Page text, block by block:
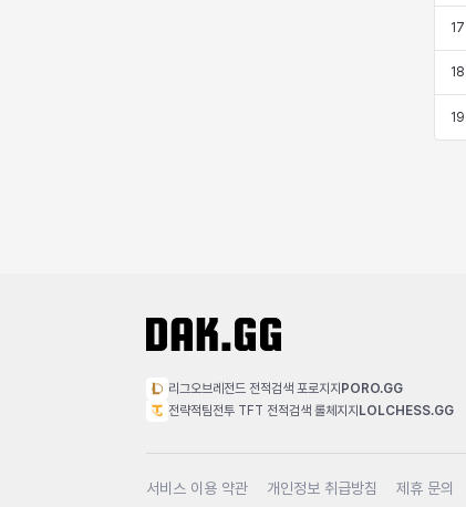
17
18
19
리그오브레전드 전적검색 포로지지PORO.GG
전략적팀전투 TFT 전적검색 롤체지지LOLCHESS.GG
서비스 이용 약관 개인정보 취급방침 제휴 문의